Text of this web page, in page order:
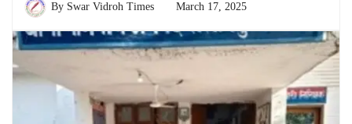
By Swar Vidroh Times March 17, 2025